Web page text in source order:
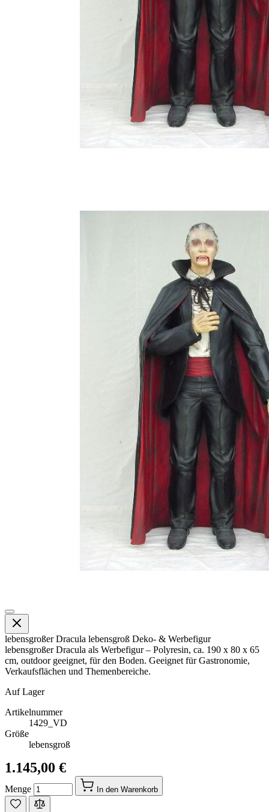
lebensgroßer Dracula lebensgroß Deko- & Werbefigur
lebensgroßer Dracula als Werbefigur – Polyresin, ca. 190 x 80 x 65
cm, outdoor geeignet, für den Boden. Geeignet für Gastronomie,
Verkaufsflächen und Themenbereiche.
Auf Lager
Artikelnummer
1429_VD
Größe
lebensgroß
1.145,00 €
Menge In den Warenkorb